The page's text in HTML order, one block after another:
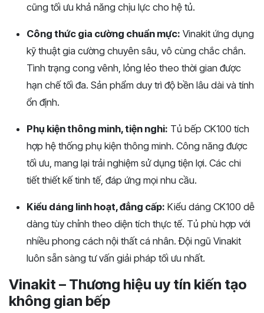
cũng tối ưu khả năng chịu lực cho hệ tủ.
Công thức gia cường chuẩn mực: Vinakit ứng dụng
kỹ thuật gia cường chuyên sâu, vô cùng chắc chắn.
Tình trạng cong vênh, lỏng lẻo theo thời gian được
hạn chế tối đa. Sản phẩm duy trì độ bền lâu dài và tính
ổn định.
Phụ kiện thông minh, tiện nghi: Tủ bếp CK100 tích
hợp hệ thống phụ kiện thông minh. Công năng được
tối ưu, mang lại trải nghiệm sử dụng tiện lợi. Các chi
tiết thiết kế tinh tế, đáp ứng mọi nhu cầu.
Kiểu dáng linh hoạt, đẳng cấp: Kiểu dáng CK100 dễ
dàng tùy chỉnh theo diện tích thực tế. Tủ phù hợp với
nhiều phong cách nội thất cá nhân. Đội ngũ Vinakit
luôn sẵn sàng tư vấn giải pháp tối ưu nhất.
Vinakit – Thương hiệu uy tín kiến tạo
không gian bếp